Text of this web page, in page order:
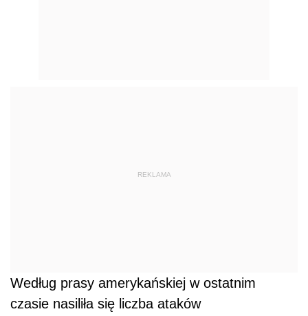
REKLAMA
Według prasy amerykańskiej w ostatnim
czasie nasiliła się liczba ataków